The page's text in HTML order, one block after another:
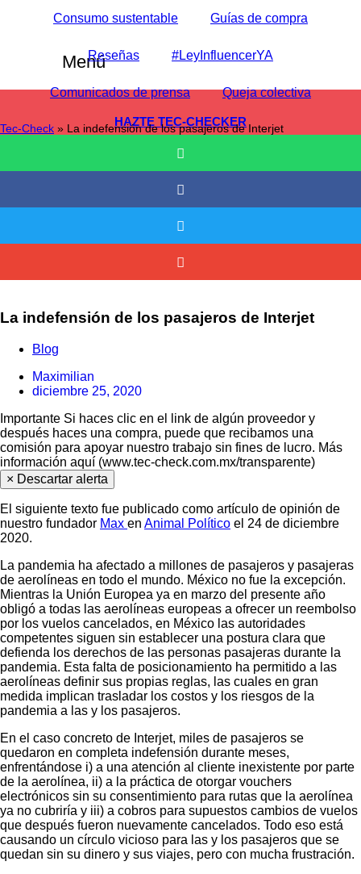
Menú
HAZTE TEC-CHECKER
Consumo sustentable Guías de compra
Reseñas #LeyInfluencerYA
Comunicados de prensa Queja colectiva
Tec-Check » La indefensión de los pasajeros de Interjet
La indefensión de los pasajeros de Interjet
Blog
Maximilian
diciembre 25, 2020
Importante Si haces clic en el link de algún proveedor y
después haces una compra, puede que recibamos una
comisión para apoyar nuestro trabajo sin fines de lucro. Más
información aquí (www.tec-check.com.mx/transparente)
× Descartar alerta
El siguiente texto fue publicado como artículo de opinión de
nuestro fundador Max en Animal Político el 24 de diciembre
2020.
La pandemia ha afectado a millones de pasajeros y pasajeras
de aerolíneas en todo el mundo. México no fue la excepción.
Mientras la Unión Europea ya en marzo del presente año
obligó a todas las aerolíneas europeas a ofrecer un reembolso
por los vuelos cancelados, en México las autoridades
competentes siguen sin establecer una postura clara que
defienda los derechos de las personas pasajeras durante la
pandemia. Esta falta de posicionamiento ha permitido a las
aerolíneas definir sus propias reglas, las cuales en gran
medida implican trasladar los costos y los riesgos de la
pandemia a las y los pasajeros.
En el caso concreto de Interjet, miles de pasajeros se
quedaron en completa indefensión durante meses,
enfrentándose i) a una atención al cliente inexistente por parte
de la aerolínea, ii) a la práctica de otorgar vouchers
electrónicos sin su consentimiento para rutas que la aerolínea
ya no cubriría y iii) a cobros para supuestos cambios de vuelos
que después fueron nuevamente cancelados. Todo eso está
causando un círculo vicioso para las y los pasajeros que se
quedan sin su dinero y sus viajes, pero con mucha frustración.